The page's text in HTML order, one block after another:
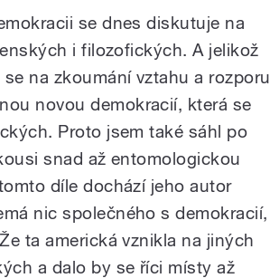
se dnes diskutuje na
i filozofických. A jelikož
na zkoumání vztahu a rozporu
novou demokracií, která se
Proto jsem také sáhl po
snad až entomologickou
díle dochází jeho autor
nic společného s demokracií,
ta americká vznikla na jiných
a dalo by se říci místy až